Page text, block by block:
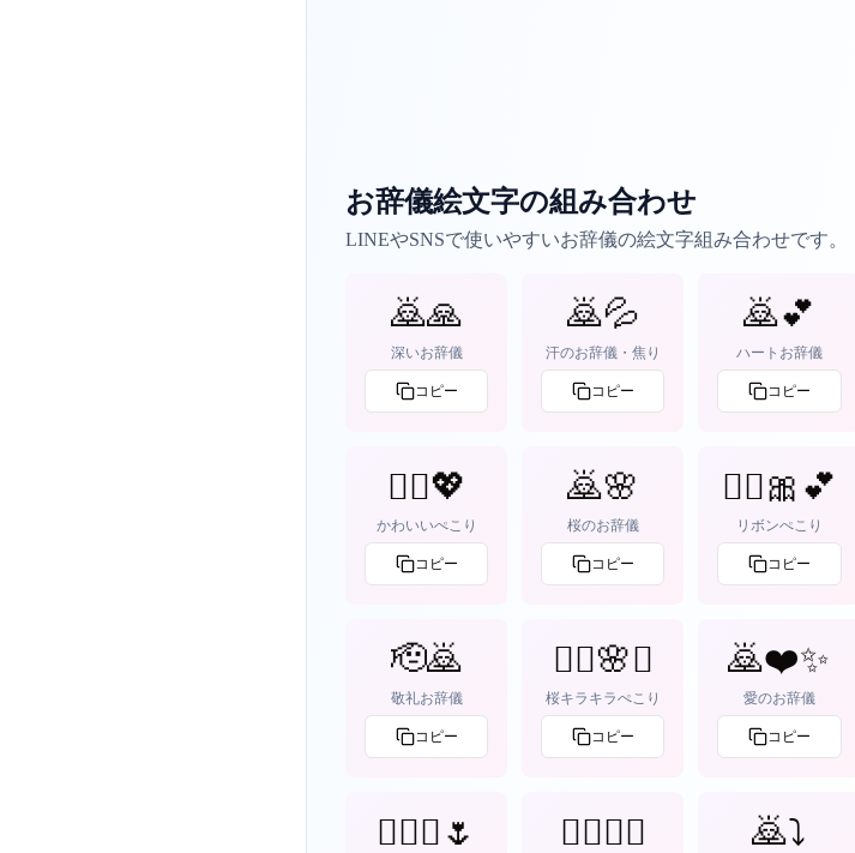
お辞儀絵文字の組み合わせ
LINEやSNSで使いやすいお辞儀の絵文字組み合わせです。
🙇🙏
深いお辞儀
コピー
🙇💦
汗のお辞儀・焦り
コピー
🙇💕
ハートお辞儀
コピー
🙇‍♀️💖
かわいいぺこり
コピー
🙇🌸
桜のお辞儀
コピー
🙇‍♀️🎀💕
リボンぺこり
コピー
🫡🙇
敬礼お辞儀
コピー
🙇‍♀️🌸✨
桜キラキラぺこり
コピー
🙇❤️✨
愛のお辞儀
コピー
🙇🏻‍♀️🌷 🙇‍♀️🙇‍♀️ 🙇⤵️